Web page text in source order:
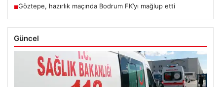
■Göztepe, hazırlık maçında Bodrum FK’yı mağlup etti
Güncel